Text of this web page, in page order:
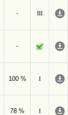
-
III
-
100 %
I
78 %
I